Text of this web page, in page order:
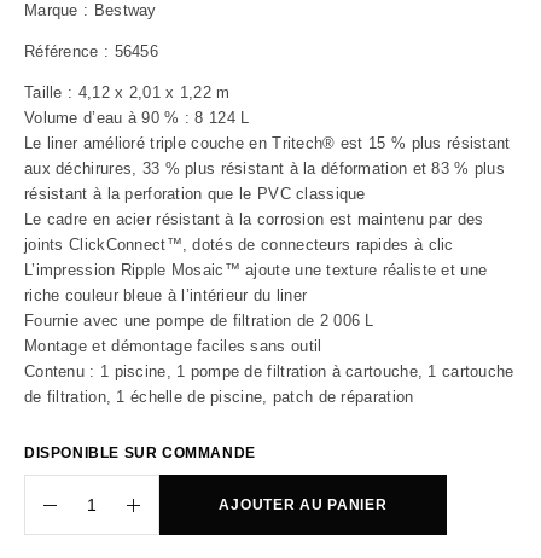
Marque : Bestway
Référence : 56456
Taille : 4,12 x 2,01 x 1,22 m
Volume d’eau à 90 % : 8 124 L
Le liner amélioré triple couche en Tritech® est 15 % plus résistant
aux déchirures, 33 % plus résistant à la déformation et 83 % plus
résistant à la perforation que le PVC classique
Le cadre en acier résistant à la corrosion est maintenu par des
joints ClickConnect™, dotés de connecteurs rapides à clic
L’impression Ripple Mosaic™ ajoute une texture réaliste et une
riche couleur bleue à l’intérieur du liner
Fournie avec une pompe de filtration de 2 006 L
Montage et démontage faciles sans outil
Contenu : 1 piscine, 1 pompe de filtration à cartouche, 1 cartouche
de filtration, 1 échelle de piscine, patch de réparation
DISPONIBLE SUR COMMANDE
AJOUTER AU PANIER